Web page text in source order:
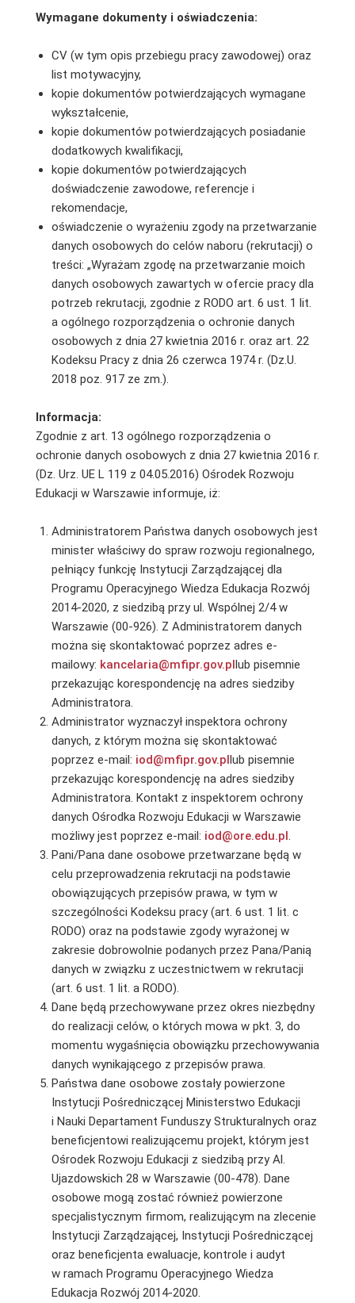
Wymagane dokumenty i oświadczenia:
CV (w tym opis przebiegu pracy zawodowej) oraz
list motywacyjny,
kopie dokumentów potwierdzających wymagane
wykształcenie,
kopie dokumentów potwierdzających posiadanie
dodatkowych kwalifikacji,
kopie dokumentów potwierdzających
doświadczenie zawodowe, referencje i
rekomendacje,
oświadczenie o wyrażeniu zgody na przetwarzanie
danych osobowych do celów naboru (rekrutacji) o
treści: „Wyrażam zgodę na przetwarzanie moich
danych osobowych zawartych w ofercie pracy dla
potrzeb rekrutacji, zgodnie z RODO art. 6 ust. 1 lit.
a ogólnego rozporządzenia o ochronie danych
osobowych z dnia 27 kwietnia 2016 r. oraz art. 22
Kodeksu Pracy z dnia 26 czerwca 1974 r. (Dz.U.
2018 poz. 917 ze zm.).
Informacja:
Zgodnie z art. 13 ogólnego rozporządzenia o
ochronie danych osobowych z dnia 27 kwietnia 2016 r.
(Dz. Urz. UE L 119 z 04.05.2016) Ośrodek Rozwoju
Edukacji w Warszawie informuje, iż:
Administratorem Państwa danych osobowych jest
minister właściwy do spraw rozwoju regionalnego,
pełniący funkcję Instytucji Zarządzającej dla
Programu Operacyjnego Wiedza Edukacja Rozwój
2014-2020, z siedzibą przy ul. Wspólnej 2/4 w
Warszawie (00-926). Z Administratorem danych
można się skontaktować poprzez adres e-
mailowy: kancelaria@mfipr.gov.pllub pisemnie
przekazując korespondencję na adres siedziby
Administratora.
Administrator wyznaczył inspektora ochrony
danych, z którym można się skontaktować
poprzez e-mail: iod@mfipr.gov.pllub pisemnie
przekazując korespondencję na adres siedziby
Administratora. Kontakt z inspektorem ochrony
danych Ośrodka Rozwoju Edukacji w Warszawie
możliwy jest poprzez e-mail: iod@ore.edu.pl.
Pani/Pana dane osobowe przetwarzane będą w
celu przeprowadzenia rekrutacji na podstawie
obowiązujących przepisów prawa, w tym w
szczególności Kodeksu pracy (art. 6 ust. 1 lit. c
RODO) oraz na podstawie zgody wyrażonej w
zakresie dobrowolnie podanych przez Pana/Panią
danych w związku z uczestnictwem w rekrutacji
(art. 6 ust. 1 lit. a RODO).
Dane będą przechowywane przez okres niezbędny
do realizacji celów, o których mowa w pkt. 3, do
momentu wygaśnięcia obowiązku przechowywania
danych wynikającego z przepisów prawa.
Państwa dane osobowe zostały powierzone
Instytucji Pośredniczącej Ministerstwo Edukacji
i Nauki Departament Funduszy Strukturalnych oraz
beneficjentowi realizującemu projekt, którym jest
Ośrodek Rozwoju Edukacji z siedzibą przy Al.
Ujazdowskich 28 w Warszawie (00-478). Dane
osobowe mogą zostać również powierzone
specjalistycznym firmom, realizującym na zlecenie
Instytucji Zarządzającej, Instytucji Pośredniczącej
oraz beneficjenta ewaluacje, kontrole i audyt
w ramach Programu Operacyjnego Wiedza
Edukacja Rozwój 2014-2020.